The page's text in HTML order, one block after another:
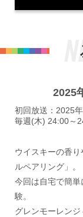
2025
初回放送：2025
毎週(木) 24:00～
ウイスキーの香
ルペアリング」。
今回は自宅で簡
験。
グレンモーレン